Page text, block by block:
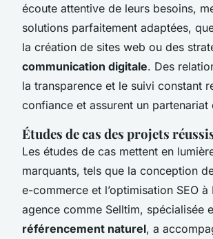
écoute attentive de leurs besoins,
solutions parfaitement adaptées,
la création de sites web ou des
communication digitale. Des
la transparence et le suivi constant
confiance et assurent un partenariat
Études de cas des projets
Les études de cas mettent en
marquants, tels que la conception
e-commerce et l’optimisation SEO à
agence comme Selltim, spécialisée
référencement naturel, a